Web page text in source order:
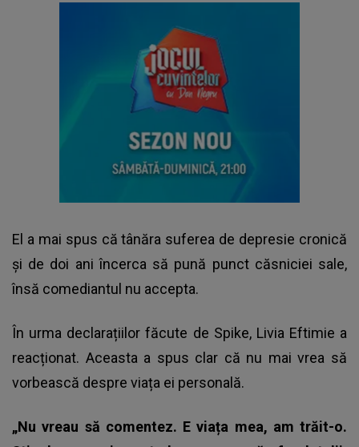
El a mai spus că tânăra suferea de depresie cronică
și de doi ani încerca să pună punct căsniciei sale,
însă comediantul nu accepta.
În urma declarațiilor făcute de Spike, Livia Eftimie a
reacționat. Aceasta a spus clar că nu mai vrea să
vorbească despre viața ei personală.
„Nu vreau să comentez. E viața mea, am trăit-o.